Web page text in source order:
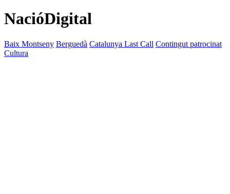
NacióDigital
Baix Montseny Berguedà Catalunya Last Call Contingut patrocinat
Cultura